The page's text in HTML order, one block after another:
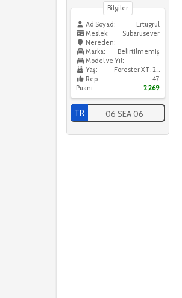
Bilgiler
Ad Soyad:
Ertugrul
Meslek:
Subarusever
Nereden:
Belirtilmemiş
Marka:
Model ve Yıl:
Forester XT, 2005
Yaş:
47
Rep
Puanı:
2,269
TR 06 SEA 06